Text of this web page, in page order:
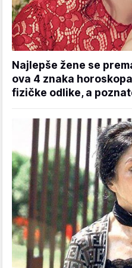
Najlepše žene se
ova 4 znaka
fizičke odlike, a